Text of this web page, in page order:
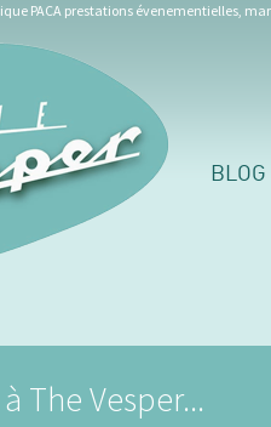
PACA prestations évenementielles,
BLOG
The Vesper...